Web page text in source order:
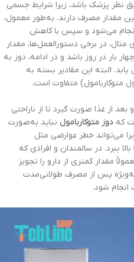
نظر پزشک باشد، زیرا شرایط جسمی
مقدار مصرف دارند. به‌طور معمول،
انجام می‌شود و سپس با کاهش
در برخی دستورالعمل‌ها، مقدار
تا ۱۵۰۰ میلی‌گرم چهار بار در روز باشد و در ادامه، دوز به
یابد. البته این مقادیر بسته به
متوکاربامول) متفاوت است.
از غذا صورت گیرد تا از ناراحتی
که دوز متوکاربامول نباید به‌صورت
می‌تواند خطر عوارضی مثل
ببرد. در سالمندان و افرادی که
مقدار کمتری از دارو را تجویز
پس از مصرف طولانی‌مدت
شود.